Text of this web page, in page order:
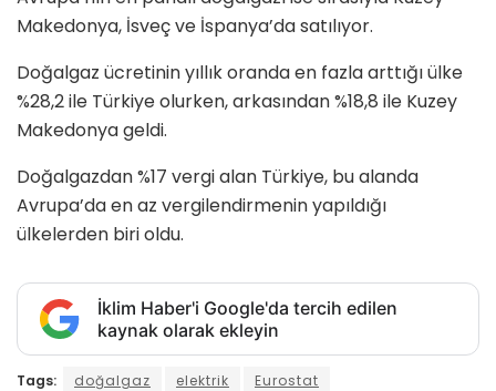
Makedonya, İsveç ve İspanya’da satılıyor.
Doğalgaz ücretinin yıllık oranda en fazla arttığı ülke
%28,2 ile Türkiye olurken, arkasından %18,8 ile Kuzey
Makedonya geldi.
Doğalgazdan %17 vergi alan Türkiye, bu alanda
Avrupa’da en az vergilendirmenin yapıldığı
ülkelerden biri oldu.
İklim Haber'i Google'da tercih edilen
kaynak olarak ekleyin
Tags: doğalgaz elektrik Eurostat